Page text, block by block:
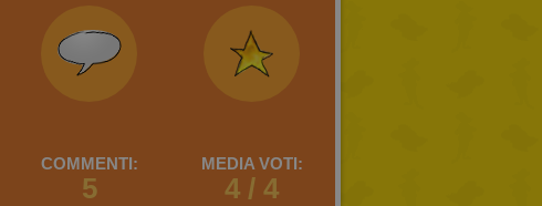
COMMENTI:
5
MEDIA VOTI:
4 / 4